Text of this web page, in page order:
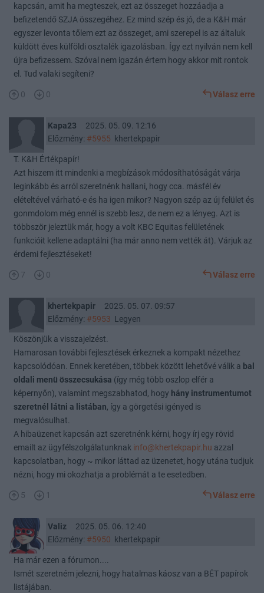
kapcsán, amit ha megteszek, ezt az összeget hozzáadja a
befizetendő SZJA összegéhez. Ez mind szép és jó, de a K&H már
egyszer levonta tőlem ezt az összeget, ami szerepel is az általuk
küldött éves külföldi osztalék igazolásban. Így ezt nyilván nem kell
újra befizessem. Szóval nem igazán értem hogy akkor mit rontok
el. Tud valaki segíteni?
0 0 Válasz erre
Kapa23
2025. 05. 09. 12:16
Előzmény: #5955 khertekpapir
T. K&H Értékpapír!
Azt hiszem itt mindenki a megbízások módosíthatóságát várja
leginkább és arról szeretnénk hallani, hogy cca. másfél év
elételtével várható-e és ha igen mikor? Nagyon szép az új felület és
gonmdolom még ennél is szebb lesz, de nem ez a lényeg. Azt is
többször jeleztük már, hogy a volt KBC Equitas felületének
funkcióit kellene adaptálni (ha már anno nem vették át). Várjuk az
érdemi fejlesztéseket!
7 0 Válasz erre
khertekpapir
2025. 05. 07. 09:57
Előzmény: #5953 Legyen
Köszönjük a visszajelzést.
Hamarosan további fejlesztések érkeznek a kompakt nézethez
kapcsolódóan. Ennek keretében, többek között lehetővé válik a bal
oldali menü összecsukása (így még több oszlop elfér a
képernyőn), valamint megszabhatod, hogy hány instrumentumot
szeretnél látni a listában, így a görgetési igényed is
megvalósulhat.
A hibaüzenet kapcsán azt szeretnénk kérni, hogy írj egy rövid
emailt az ügyfélszolgálatunknak info@khertekpapir.hu azzal
kapcsolatban, hogy ~ mikor láttad az üzenetet, hogy utána tudjuk
nézni, hogy mi okozhatja a problémát a te esetedben.
5 1 Válasz erre
Valiz
2025. 05. 06. 12:40
Előzmény: #5950 khertekpapir
Ha már ezen a fórumon....
Ismét szeretném jelezni, hogy hatalmas káosz van a BÉT papírok
listájában.